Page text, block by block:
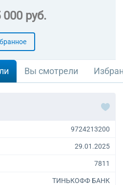
000 руб.
Вы смотрели
9724213200
29.01.2025
7811
ТИНЬКОФФ БАНК